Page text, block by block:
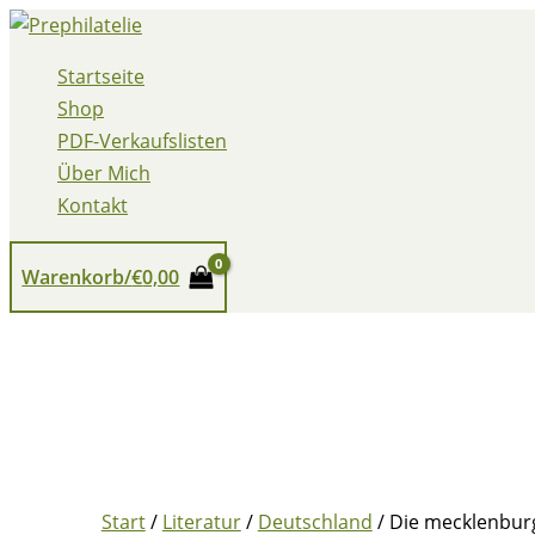
Zum
springenStartseite
Shop
PDF-Verkaufslisten
Über Mich
Kontakt
Warenkorb/€0,00
Start/ Literatur/ Deutschland / Die